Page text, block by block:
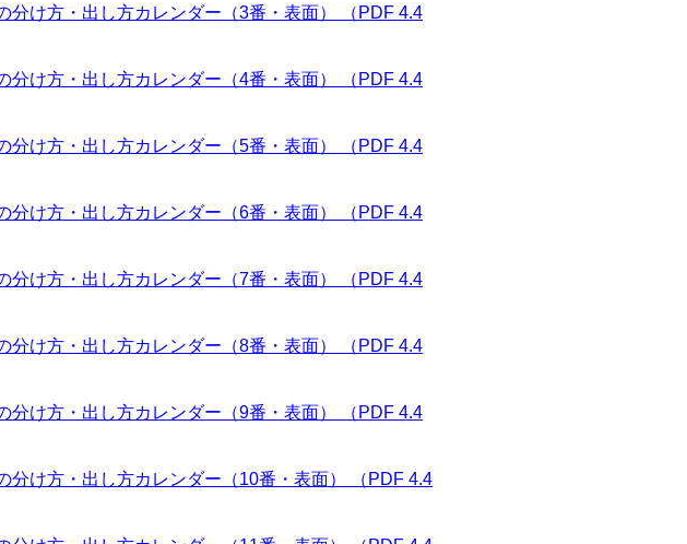
分け方・出し方カレンダー（3番・表面） （PDF 4.4
分け方・出し方カレンダー（4番・表面） （PDF 4.4
分け方・出し方カレンダー（5番・表面） （PDF 4.4
分け方・出し方カレンダー（6番・表面） （PDF 4.4
分け方・出し方カレンダー（7番・表面） （PDF 4.4
分け方・出し方カレンダー（8番・表面） （PDF 4.4
分け方・出し方カレンダー（9番・表面） （PDF 4.4
分け方・出し方カレンダー（10番・表面） （PDF 4.4